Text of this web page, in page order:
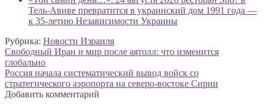
Тель-Авиве превратится в украинский дом 1991 года —
к 35-летию Независимости Украины
Рубрика: Новости Израиля
Навигация
по
записям
Предыдущая
запись:
Свободный Иран и мир после аятолл: что изменится
глобально
Следующая
запись:
Россия начала систематический вывод войск со
стратегического аэропорта на северо-востоке Сирии
Добавить комментарий